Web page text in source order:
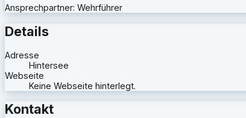
Ansprechpartner: Wehrführer
Details
Adresse
Hintersee
Webseite
Keine Webseite hinterlegt.
Kontakt